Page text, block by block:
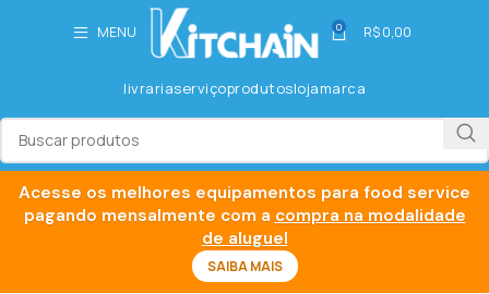
MENU 0 R$0,00
livrariaserviçoprodutoslojamarca
Acesse os melhores equipamentos para food service
pagando mensalmente com a compra na modalidade
de aluguel
SAIBA MAIS